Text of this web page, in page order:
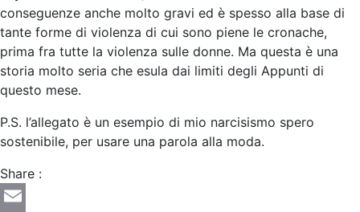
conseguenze anche molto gravi ed è spesso alla base di
tante forme di violenza di cui sono piene le cronache,
prima fra tutte la violenza sulle donne. Ma questa è una
storia molto seria che esula dai limiti degli Appunti di
questo mese.
P.S. l’allegato è un esempio di mio narcisismo spero
sostenibile, per usare una parola alla moda.
Share :